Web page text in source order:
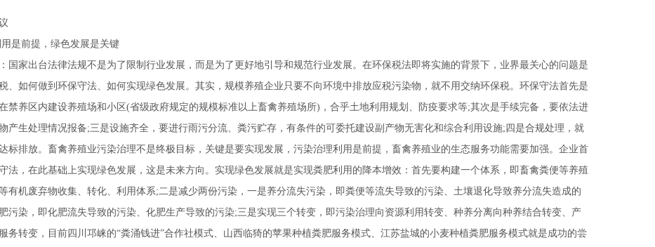
是前提，绿色发展是关键
国家出台法律法规不是为了限制行业发展，而是为了更好地引导和规范行业发展。在环保税法即将实施的背景下，业界最关心的问题是
、如何做到环保守法、如何实现绿色发展。其实，规模养殖企业只要不向环境中排放应税污染物，就不用交纳环保税。环保守法首先是
禁养区内建设养殖场和小区(省级政府规定的规模标准以上畜禽养殖场所)，合乎土地利用规划、防疫要求等;其次是手续完备，要依法进
产生处理情况报备;三是设施齐全，要进行雨污分流、粪污贮存，有条件的可委托建设副产物无害化和综合利用设施;四是合规处理，就
标排放。畜禽养殖业污染治理不是终极目标，关键是要实现发展，污染治理利用是前提，畜禽养殖业的生态服务功能需要加强。企业首
法，在此基础上实现绿色发展，这是未来方向。实现绿色发展就是实现粪肥利用的降本增效：首先要构建一个体系，即畜禽粪便等养殖
有机废弃物收集、转化、利用体系;二是减少两份污染，一是养分流失污染，即粪便等流失导致的污染、土壤退化导致养分流失造成的
污染，即化肥流失导致的污染、化肥生产导致的污染;三是实现三个转变，即污染治理向资源利用转变、种养分离向种养结合转变、产
务转变，目前四川邛崃的“粪涌钱进”合作社模式、山西临猗的苹果种植粪肥服务模式、江苏盐城的小麦种植粪肥服务模式就是成功的尝